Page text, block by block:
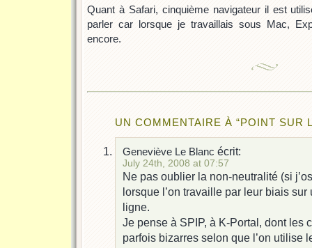
Quant à Safari, cinquième navigateur il est
parler car lorsque je travaillais sous Mac,
encore.
UN COMMENTAIRE À “POINT SUR
Geneviève Le Blanc écrit:
July 24th, 2008 at 07:57
Ne pas oublier la non-neutralité (si
lorsque l’on travaille par leur biais
ligne.
Je pense à SPIP, à K-Portal, dont les
parfois bizarres selon que l’on utilise